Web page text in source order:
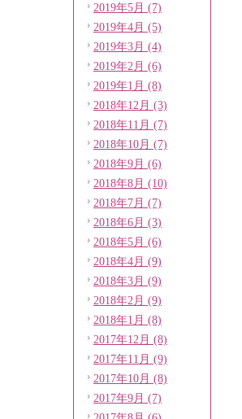
2019年5月 (7)
2019年4月 (5)
2019年3月 (4)
2019年2月 (6)
2019年1月 (8)
2018年12月 (3)
2018年11月 (7)
2018年10月 (7)
2018年9月 (6)
2018年8月 (10)
2018年7月 (7)
2018年6月 (3)
2018年5月 (6)
2018年4月 (9)
2018年3月 (9)
2018年2月 (9)
2018年1月 (8)
2017年12月 (8)
2017年11月 (9)
2017年10月 (8)
2017年9月 (7)